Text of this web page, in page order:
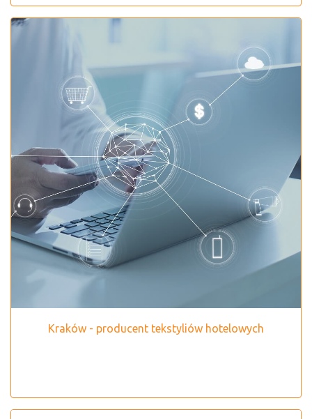
Kraków - producent tekstyliów hotelowych